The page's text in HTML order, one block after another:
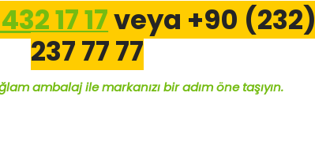
17 17veya +90 (232)
237 77 77
ambalaj ile markanızı bir adım öne taşıyın.